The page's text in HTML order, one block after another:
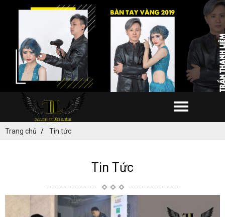
Trang chủ Tin tức
Tin Tức